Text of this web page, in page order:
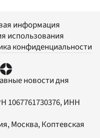
информация
использования
конфиденциальности
новости дня
1067761730376, ИНН
Москва, Коптевская